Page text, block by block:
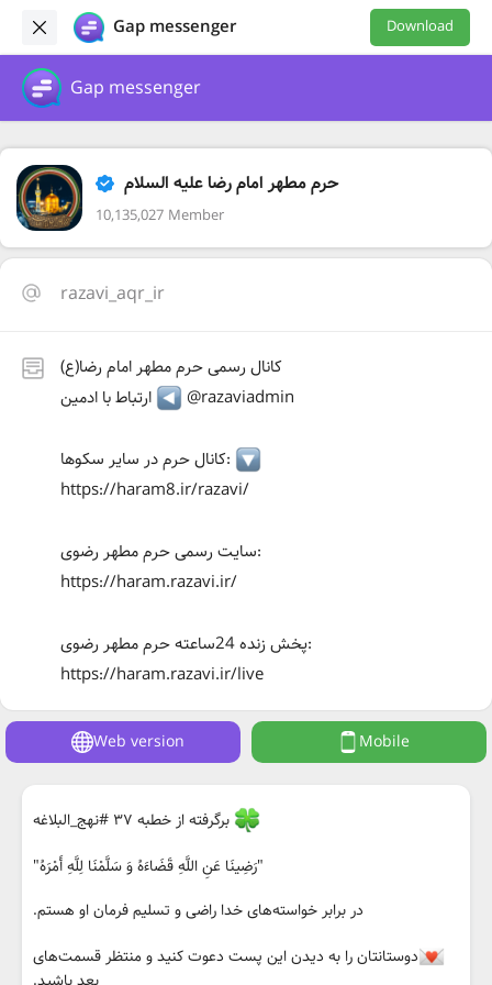
Gap messenger Download
Gap messenger
حرم مطهر امام رضا علیه السلام
10,135,027 Member
razavi_aqr_ir
کانال رسمی حرم مطهر امام رضا(ع)
@razaviadmin
کانال حرم در سایر سکوها:
https://haram8.ir/razavi/
سایت رسمی حرم مطهر رضوی:
https://haram.razavi.ir/
پخش زنده 24ساعته حرم مطهر رضوی:
https://haram.razavi.ir/live
Web version Mobile
برگرفته از خطبه ۳۷ #نهج_البلاغه
"رَضِينَا عَنِ اللَّهِ قَضَاءَهُ وَ سَلَّمْنَا لِلَّهِ أَمْرَهُ"
در برابر خواسته‌های خدا راضی و تسلیم فرمان او هستم.
دوستانتان را به دیدن این پست دعوت کنید و منتظر قسمت‌های